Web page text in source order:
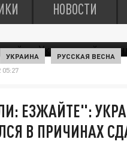
НОВОСТИ
УКРАИНА РУССКАЯ ВЕСНА
ЕЗЖАЙТЕ":
В ПРИЧИНАХ